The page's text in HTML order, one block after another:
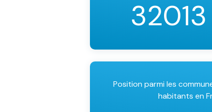
32013
Position parmi les
habitants en